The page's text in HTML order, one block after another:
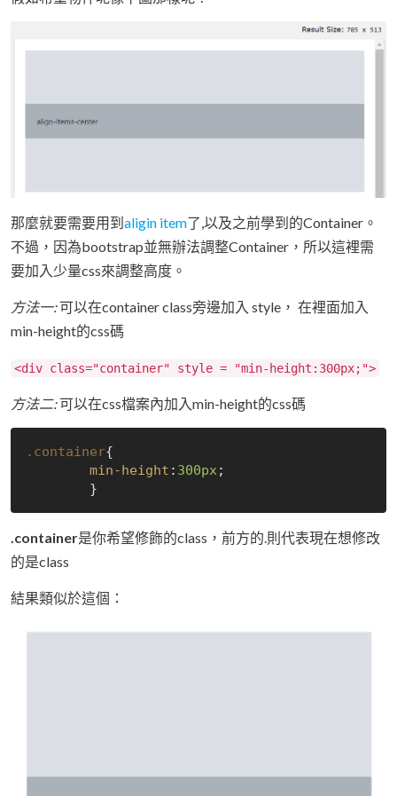
那麼就要需要用到 aligin item了,以及之前學到的Container。
不過，因為bootstrap並無辦法調整Container，所以這裡需
要加入少量css來調整高度。
方法一:可以在container class旁邊加入 style， 在裡面加入
min-height的css碼
<div class="container" style = "min-height:300px;">
方法二:可以在css檔案內加入min-height的css碼
.container{
min-height : 300px ;
.container是你希望修飾的class，前方的.則代表現在想修改
的是class
結果類似於這個：